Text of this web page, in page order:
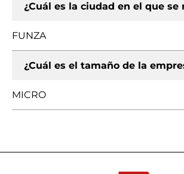
¿Cuál es la ciudad en el que se
FUNZA
¿Cuál es el tamaño de la
MICRO